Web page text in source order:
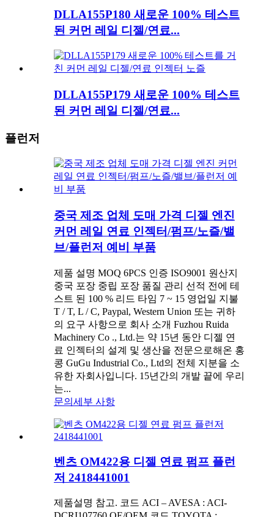
DLLA155P180 새로운 100% 테스트
된 커먼 레일 디젤/연료...
DLLA155P179 새로운 100% 테스트
된 커먼 레일 디젤/연료...
플런저
중국 제조 업체 도매 가격 디젤 엔진
커먼 레일 연료 인젝터/펌프/노즐/밸
브/플런저 예비 부품
제품 설명 MOQ 6PCS 인증 ISO9001 원산지
중국 포장 중립 포장 품질 관리 선적 전에 테
스트 된 100 % 리드 타임 7 ~ 15 영업일 지불
T / T, L / C, Paypal, Western Union 또는 귀하
의 요구 사항으로 회사 소개 Fuzhou Ruida
Machinery Co ., Ltd.는 약 15년 ​​동안 디젤 연
료 인젝터의 설계 및 생산을 전문으로해온 홍
콩 GuGu Industrial Co., Ltd의 전체 지분을 소
유한 자회사입니다. 15년간의 개발 끝에 우리
는...
문의 세부 사항
벤츠 OM422용 디젤 연료 펌프 플런
저 2418441001
제품설명 참고. 코드 ACI – AVESA : ACI-